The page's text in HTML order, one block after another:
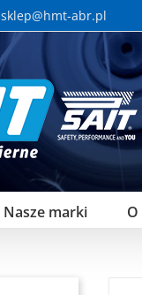
sklep@hmt-abr.pl
Nasze marki